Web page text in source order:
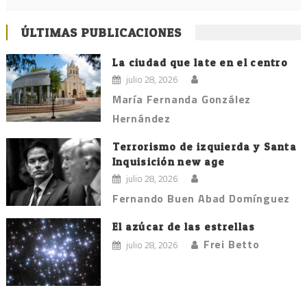
ÚLTIMAS PUBLICACIONES
La ciudad que late en el centro
julio 28, 2026
María Fernanda González
Hernández
Terrorismo de izquierda y Santa
Inquisición new age
julio 28, 2026
Fernando Buen Abad Domínguez
El azúcar de las estrellas
julio 28, 2026 Frei Betto